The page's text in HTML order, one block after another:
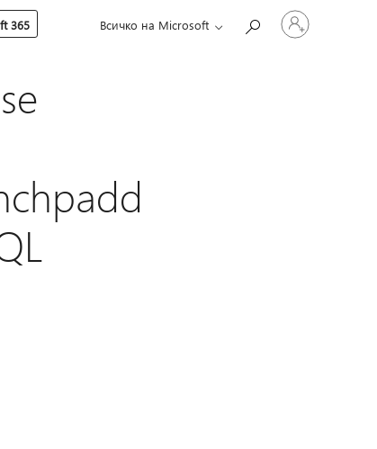
365 Всичко на Microsoft
Влезте
във
вашия